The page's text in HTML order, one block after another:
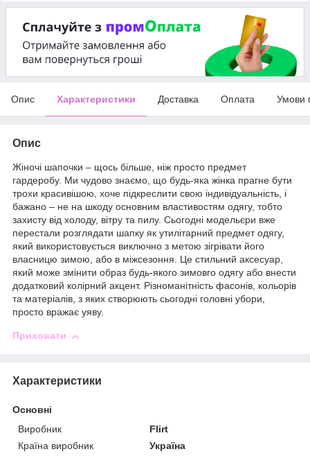
Опис Характеристики Доставка Оплата Умови
Опис
Жіночі шапочки – щось більше, ніж просто предмет
гардеробу. Ми чудово знаємо, що будь-яка жінка прагне бути
трохи красивішою, хоче підкреслити свою індивідуальність, і
бажано – не на шкоду основним властивостям одягу, тобто
захисту від холоду, вітру та пилу. Сьогодні модельєри вже
перестали розглядати шапку як утилітарний предмет одягу,
який використовується виключно з метою зігрівати його
власницю зимою, або в міжсезоння. Це стильний аксесуар,
який може змінити образ будь-якого зимовго одягу або внести
додатковий колірний акцент. Різноманітність фасонів, кольорів
та матеріалів, з яких створюють сьогодні головні убори,
просто вражає уяву.
Приховати
Характеристики
Основні
Виробник
Flirt
Країна виробник
Україна